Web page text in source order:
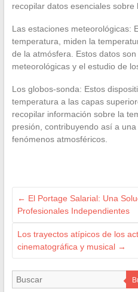
recopilar datos esenciales sobre
Las estaciones meteorológicas:
temperatura, miden la
de la atmósfera. Estos datos
meteorológicas y el estudio de
Los globos-sonda: Estos
temperatura a las capas
recopilar información sobre la
presión, contribuyendo así a
fenómenos atmosféricos.
← El Portage Salarial: Una
Profesionales Independientes
Los trayectos atípicos de los
cinematográfica y musical →